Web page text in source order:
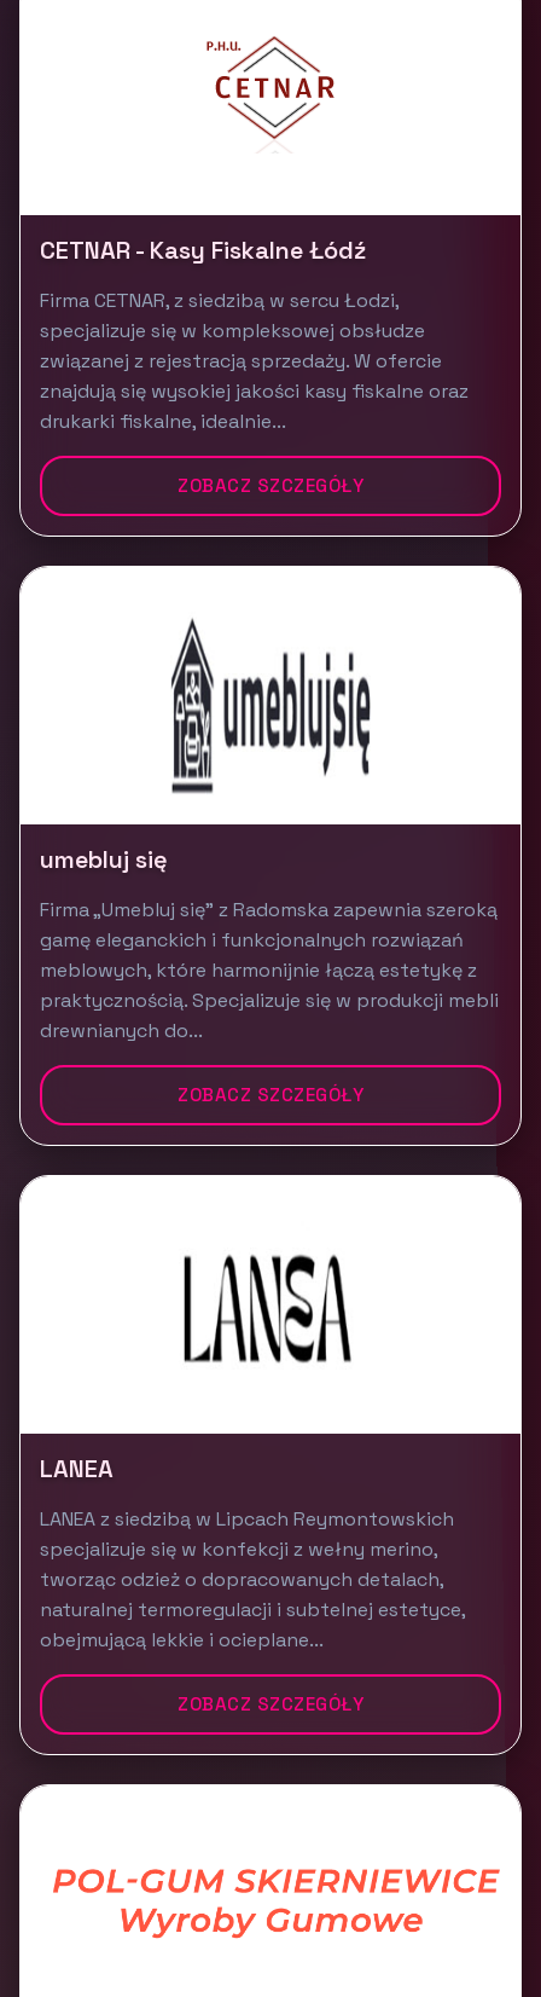
CETNAR - Kasy Fiskalne Łódź
Firma CETNAR, z siedzibą w sercu Łodzi,
specjalizuje się w kompleksowej obsłudze
związanej z rejestracją sprzedaży. W ofercie
znajdują się wysokiej jakości kasy fiskalne oraz
drukarki fiskalne, idealnie...
ZOBACZ SZCZEGÓŁY
umebluj się
Firma „Umebluj się” z Radomska zapewnia szeroką
gamę eleganckich i funkcjonalnych rozwiązań
meblowych, które harmonijnie łączą estetykę z
praktycznością. Specjalizuje się w produkcji mebli
drewnianych do...
ZOBACZ SZCZEGÓŁY
LANEA
LANEA z siedzibą w Lipcach Reymontowskich
specjalizuje się w konfekcji z wełny merino,
tworząc odzież o dopracowanych detalach,
naturalnej termoregulacji i subtelnej estetyce,
obejmującą lekkie i ocieplane...
ZOBACZ SZCZEGÓŁY